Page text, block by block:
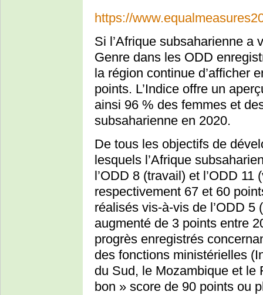
https://
Si l’Afrique subsaharienne a
Genre dans les ODD
la région continue d’afficher
points. L’Indice offre un
ainsi 96 % des femmes et
subsaharienne en 2020.
De tous les objectifs de
lesquels l’Afrique
l’ODD 8 (travail) et l’ODD
respectivement 67 et 60
réalisés vis-à-vis de l’ODD
augmenté de 3 points entre
progrès enregistrés
des fonctions ministérielles
du Sud, le Mozambique et le
bon » score de 90 points ou